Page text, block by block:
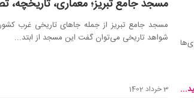
مسجد جامع تبریز؛ معماری، تاریخچه،
مسجد جامع تبریز از جمله جاهای تاریخی غرب
شواهد تاریخی می‌توان گفت این مسجد از ابتد...
3 خرداد 1402